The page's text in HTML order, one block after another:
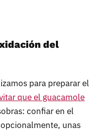
del
para preparar el
que el guacamole
confiar en el
unas